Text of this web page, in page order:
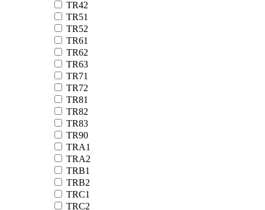
TR42
TR51
TR52
TR61
TR62
TR63
TR71
TR72
TR81
TR82
TR83
TR90
TRA1
TRA2
TRB1
TRB2
TRC1
TRC2